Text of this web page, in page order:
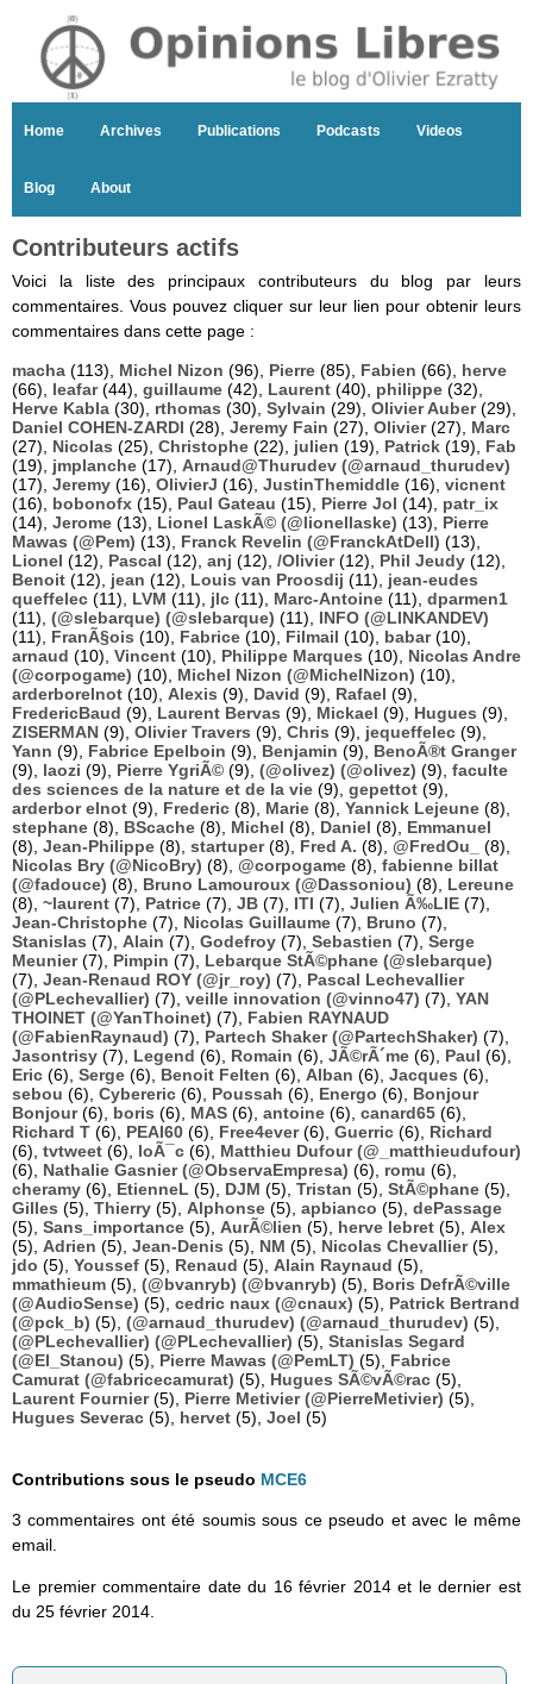
Home Archives Publications Podcasts Videos
Blog About
Contributeurs actifs
Voici la liste des principaux contributeurs du blog par leurs
commentaires. Vous pouvez cliquer sur leur lien pour obtenir leurs
commentaires dans cette page :
macha (113), Michel Nizon (96), Pierre (85), Fabien (66), herve
(66), leafar(44), guillaume (42), Laurent (40), philippe (32),
Herve Kabla (30), rthomas (30), Sylvain (29), Olivier Auber(29),
Daniel COHEN-ZARDI (28), Jeremy Fain (27), Olivier(27), Marc
(27), Nicolas (25), Christophe (22), julien (19), Patrick (19), Fab
(19), jmplanche (17), Arnaud@Thurudev (@arnaud_thurudev)
(17), Jeremy (16), OlivierJ (16), JustinThemiddle (16), vicnent
(16), bobonofx (15), Paul Gateau (15), Pierre Jol (14), patr_ix
(14), Jerome (13), Lionel LaskÃ© (@lionellaske) (13), Pierre
Mawas (@Pem) (13), Franck Revelin (@FranckAtDell) (13),
Lionel (12), Pascal (12), anj (12), /Olivier(12), Phil Jeudy (12),
Benoit (12), jean (12), Louis van Proosdij (11), jean-eudes
queffelec (11), LVM (11), jlc (11), Marc-Antoine (11), dparmen1
(11), (@slebarque) (@slebarque) (11), INFO (@LINKANDEV)
(11), FranÃ§ois (10), Fabrice (10), Filmail (10), babar(10),
arnaud (10), Vincent (10), Philippe Marques (10), Nicolas Andre
(@corpogame) (10), Michel Nizon (@MichelNizon) (10),
arderborelnot (10), Alexis (9), David (9), Rafael (9),
FredericBaud (9), Laurent Bervas (9), Mickael (9), Hugues (9),
ZISERMAN (9), Olivier Travers (9), Chris (9), jequeffelec (9),
Yann (9), Fabrice Epelboin (9), Benjamin (9), BenoÃ®t Granger
(9), laozi (9), Pierre YgriÃ© (9), (@olivez) (@olivez) (9), faculte
des sciences de la nature et de la vie (9), gepettot (9),
arderbor elnot (9), Frederic (8), Marie (8), Yannick Lejeune (8),
stephane (8), BScache (8), Michel (8), Daniel (8), Emmanuel
(8), Jean-Philippe (8), startuper(8), Fred A. (8), @FredOu_
(8),
Nicolas Bry (@NicoBry) (8), @corpogame (8), fabienne billat
(@fadouce) (8), Bruno Lamouroux (@Dassoniou) (8), Lereune
(8), ~laurent (7), Patrice (7), JB (7), ITI (7), Julien Ã‰LIE (7),
Jean-Christophe (7), Nicolas Guillaume (7), Bruno (7),
Stanislas (7), Alain (7), Godefroy (7), Sebastien (7), Serge
Meunier(7), Pimpin (7), Lebarque StÃ©phane (@slebarque)
(7), Jean-Renaud ROY (@jr_roy) (7), Pascal Lechevallier
(@PLechevallier) (7), veille innovation (@vinno47) (7), YAN
THOINET (@YanThoinet) (7), Fabien RAYNAUD
(@FabienRaynaud) (7), Partech Shaker (@PartechShaker) (7),
Jasontrisy (7), Legend (6), Romain (6), JÃ©rÃ´me (6), Paul (6),
Eric (6), Serge (6), Benoit Felten (6), Alban (6), Jacques (6),
sebou (6), Cybereric (6), Poussah (6), Energo (6), Bonjour
Bonjour(6), boris (6), MAS (6), antoine (6), canard65 (6),
Richard T (6), PEAI60 (6), Free4ever(6), Guerric (6), Richard
(6), tvtweet (6), loÃ¯c (6), Matthieu Dufour (@_matthieudufour)
(6), Nathalie Gasnier (@ObservaEmpresa) (6), romu (6),
cheramy (6), EtienneL (5), DJM (5), Tristan (5), StÃ©phane (5),
Gilles (5), Thierry (5), Alphonse (5), apbianco (5), dePassage
(5), Sans_importance (5), AurÃ©lien (5), herve lebret (5), Alex
(5), Adrien (5), Jean-Denis (5), NM (5), Nicolas Chevallier(5),
jdo (5), Youssef (5), Renaud (5), Alain Raynaud (5),
mmathieum (5), (@bvanryb) (@bvanryb) (5), Boris DefrÃ©ville
(@AudioSense) (5), cedric naux (@cnaux) (5), Patrick Bertrand
(@pck_b) (5), (@arnaud_thurudev) (@arnaud_thurudev) (5),
(@PLechevallier) (@PLechevallier) (5), Stanislas Segard
(@El_Stanou) (5), Pierre Mawas (@PemLT) (5), Fabrice
Camurat (@fabricecamurat) (5), Hugues SÃ©vÃ©rac (5),
Laurent Fournier(5), Pierre Metivier (@PierreMetivier) (5),
Hugues Severac (5), hervet (5), Joel (5)
Contributions sous le pseudo MCE6
3 commentaires ont été soumis sous ce pseudo et avec le même
email.
Le premier commentaire date du 16 février 2014 et le dernier est
du 25 février 2014.